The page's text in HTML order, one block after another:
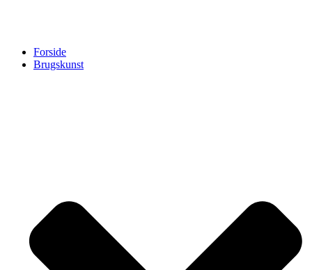
Forside
Brugskunst